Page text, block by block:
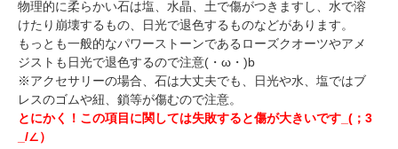
物理的に柔らかい石は塩、水晶、土で傷がつきますし、水で溶
けたり崩壊するもの、日光で退色するものなどがあります。
もっとも一般的なパワーストーンであるローズクオーツやアメ
ジストも日光で退色するので注意(・ω・)b
※アクセサリーの場合、石は大丈夫でも、日光や水、塩ではブ
レスのゴムや紐、鎖等が傷むので注意。
とにかく！この項目に関しては失敗すると傷が大きいです_(；3
_/∠）ゞ